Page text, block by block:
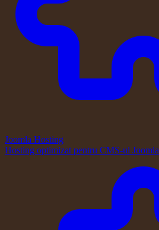
Joomla Hosting
Hosting optimizat pentru CMS-ul Joomla